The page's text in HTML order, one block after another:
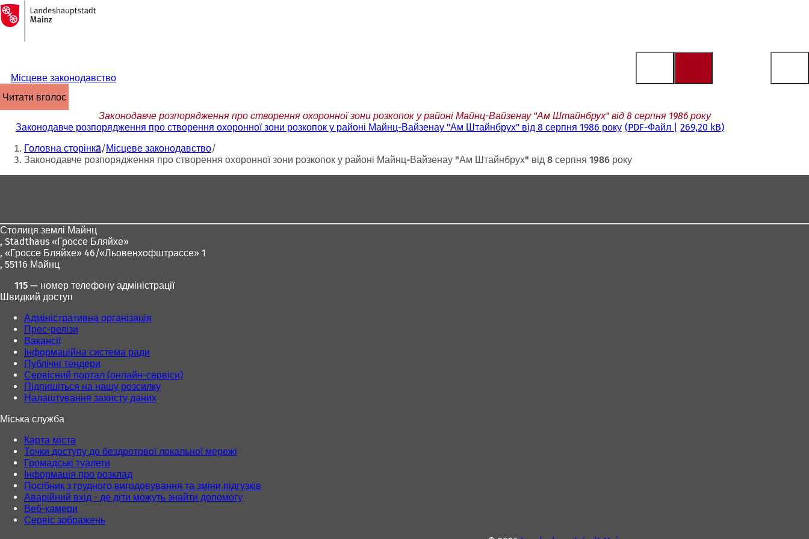
Перейти до змісту
На
головну
сторінку
Місцеве законодавство
читати вголос
Законодавче розпорядження про створення охоронної зони розкопок у районі Майнц-Вайзенау "Ам Штайнбрух" від 8 серпня 1986 року
Законодавче розпорядження про створення охоронної зони розкопок у районі Майнц-Вайзенау "Ам Штайнбрух" від 8 серпня 1986 року PDF-Файл 269,20 kB
Ти
тут:
Головна сторінка Місцеве законодавство
Законодавче розпорядження про створення охоронної зони розкопок у районі Майнц-Вайзенау "Ам Штайнбрух" від 8 серпня 1986 року
Столиця землі Майнц
, Stadthaus «Гроссе Бляйхе»
, «Гроссе Бляйхе» 46/«Льовенхофштрассе» 1
, 55116 Майнц
115 — номер телефону адміністрації
Швидкий доступ
Адміністративна організація
Прес-релізи
Вакансії
Інформаційна система ради
Публічні тендери
Сервісний портал (онлайн-сервіси)
Підпишіться на нашу розсилку
Налаштування захисту даних
Міська служба
Карта міста
Точки доступу до бездротової локальної мережі
Громадські туалети
Інформація про розклад
Посібник з грудного вигодовування та зміни підгузків
Аварійний вхід - де діти можуть знайти допомогу
Веб-камери
Сервіс зображень